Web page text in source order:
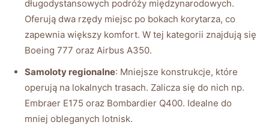
długodystansowych podróży międzynarodowych.
Oferują dwa rzędy miejsc po bokach korytarza, co
zapewnia większy komfort. W tej kategorii znajdują się
Boeing 777 oraz Airbus A350.
Samoloty regionalne: Mniejsze konstrukcje, które
operują na lokalnych trasach. Zalicza się do nich np.
Embraer E175 oraz Bombardier Q400. Idealne do
mniej obleganych lotnisk.